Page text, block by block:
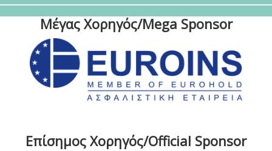
Μέγας Χορηγός/Mega Sponsor
Επίσημος Χορηγός/Official Sponsor